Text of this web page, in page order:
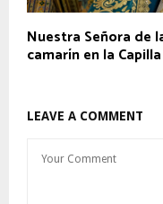
Nuestra Señora de
camarín en la
LEAVE A COMMENT